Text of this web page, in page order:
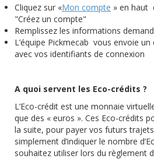
Cliquez sur «Mon compte » en haut
"Créez un compte"
Remplissez les informations
L’équipe Pickmecab vous envoie
avec vos identifiants de connexion
A quoi servent les Eco-crédits ?
L’Eco-crédit est une monnaie
que des « euros ». Ces Eco-crédits
la suite, pour payer vos futurs
simplement d’indiquer le nombre
souhaitez utiliser lors du règlement